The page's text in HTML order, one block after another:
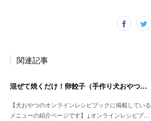
関連記事
混ぜて焼くだけ！卵餃子（手作り犬おやつレシピ）
【犬おやつのオンラインレシピブックに掲載している
メニューの紹介ページです】↓オンラインレシピブ…